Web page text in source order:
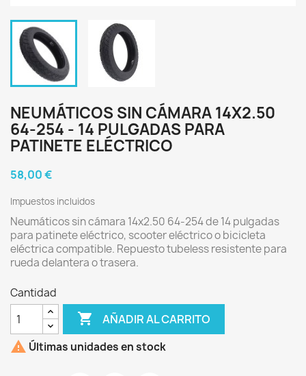
NEUMÁTICOS SIN CÁMARA 14X2.50
64-254 - 14 PULGADAS PARA
PATINETE ELÉCTRICO
58,00 €
Impuestos incluidos
Neumáticos sin cámara 14x2.50 64-254 de 14 pulgadas
para patinete eléctrico, scooter eléctrico o bicicleta
eléctrica compatible. Repuesto tubeless resistente para
rueda delantera o trasera.
Cantidad
 AÑADIR AL CARRITO
 Últimas unidades en stock